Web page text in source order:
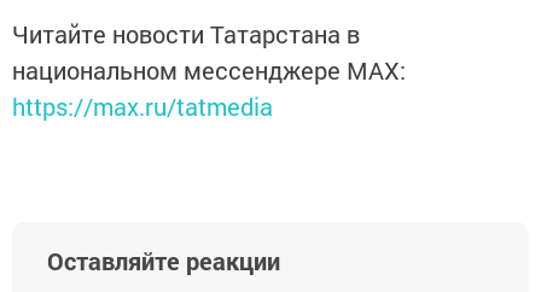
Читайте новости Татарстана в
национальном мессенджере MАХ:
https://max.ru/tatmedia
Оставляйте реакции